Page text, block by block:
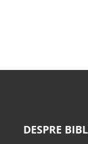
DESPRE